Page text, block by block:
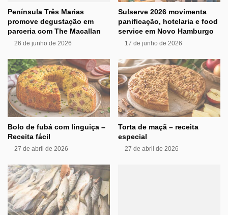
Península Três Marias
promove degustação em
parceria com The Macallan
26 de junho de 2026
Sulserve 2026 movimenta
panificação, hotelaria e food
service em Novo Hamburgo
17 de junho de 2026
Bolo de fubá com linguiça –
Receita fácil
27 de abril de 2026
Torta de maçã – receita
especial
27 de abril de 2026